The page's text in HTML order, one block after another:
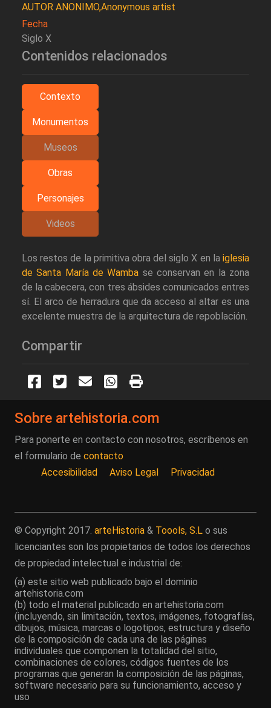
AUTOR ANONIMO,Anonymous artist
Fecha
Siglo X
Contenidos relacionados
Contexto
Monumentos
Museos
Obras
Personajes
Videos
Los restos de la primitiva obra del siglo X en la iglesia
de Santa María de Wamba se conservan en la zona
de la cabecera, con tres ábsides comunicados entres
sí. El arco de herradura que da acceso al altar es una
excelente muestra de la arquitectura de repoblación.
Compartir
Sobre artehistoria.com
Para ponerte en contacto con nosotros, escríbenos en
el formulario de contacto
Accesibilidad
Aviso Legal Privacidad
© Copyright 2017. arteHistoria & Toools, S.L o sus
licenciantes son los propietarios de todos los derechos
de propiedad intelectual e industrial de:
(a) este sitio web publicado bajo el dominio
artehistoria.com
(b) todo el material publicado en artehistoria.com
(incluyendo, sin limitación, textos, imágenes, fotografías,
dibujos, música, marcas o logotipos, estructura y diseño
de la composición de cada una de las páginas
individuales que componen la totalidad del sitio,
combinaciones de colores, códigos fuentes de los
programas que generan la composición de las páginas,
software necesario para su funcionamiento, acceso y
uso